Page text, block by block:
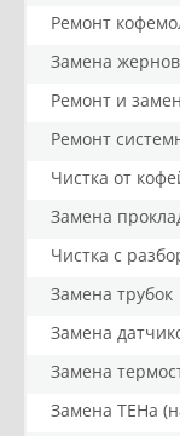
Ремонт
Замена
Ремонт и
Ремонт
Чистка от
Замена
Чистка с
Замена трубок
Замена
Замена
Замена ТЕНа